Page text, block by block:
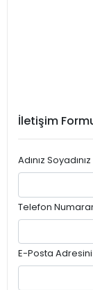
İletişim
Adınız Soyadınız
Telefon
E-Posta